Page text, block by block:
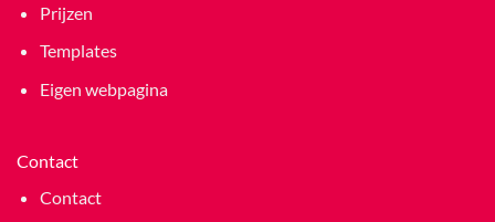
Prijzen
Templates
Eigen webpagina
Contact
Contact